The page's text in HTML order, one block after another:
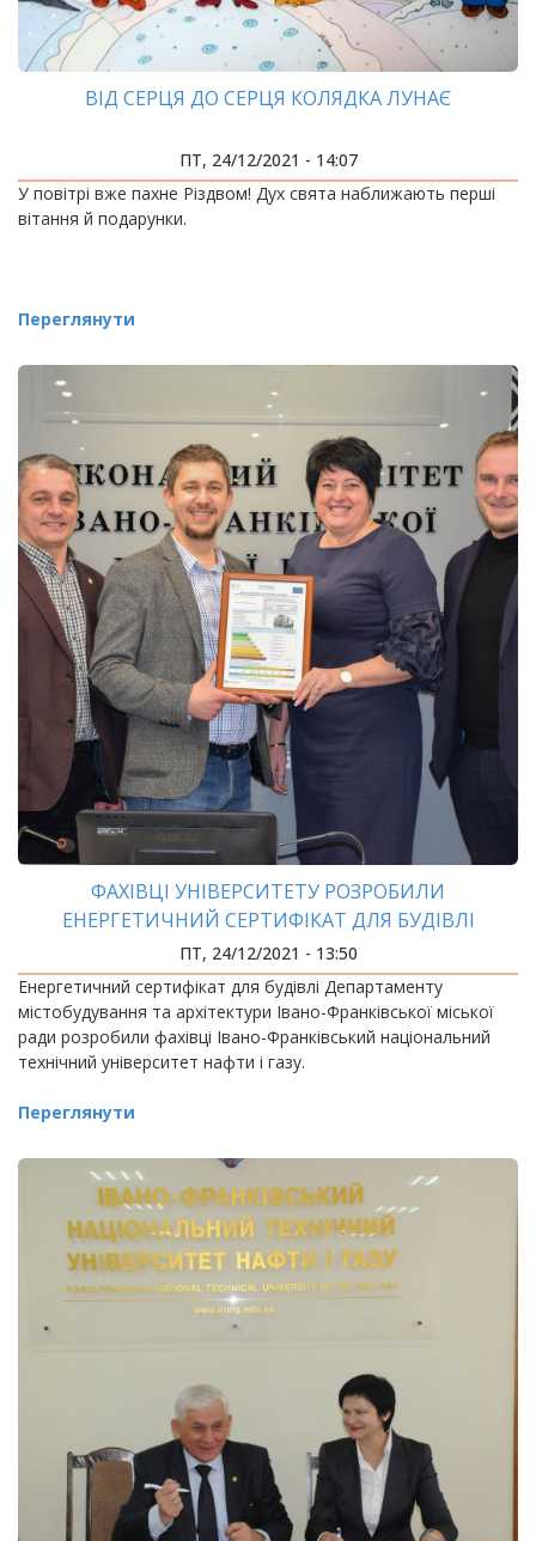
ВІД СЕРЦЯ ДО СЕРЦЯ КОЛЯДКА ЛУНАЄ
ПТ, 24/12/2021 - 14:07
У повітрі вже пахне Різдвом! Дух свята наближають перші
вітання й подарунки.
Переглянути
ФАХІВЦІ УНІВЕРСИТЕТУ РОЗРОБИЛИ
ЕНЕРГЕТИЧНИЙ СЕРТИФІКАТ ДЛЯ БУДІВЛІ
ДЕПАРТАМЕНТУ МІСТОБУДУВАННЯ ТА
АРХІТЕКТУРИ
ПТ, 24/12/2021 - 13:50
Енергетичний сертифікат для будівлі Департаменту
містобудування та архітектури Івано-Франківської міської
ради розробили фахівці Івано-Франківський національний
технічний університет нафти і газу.
Переглянути